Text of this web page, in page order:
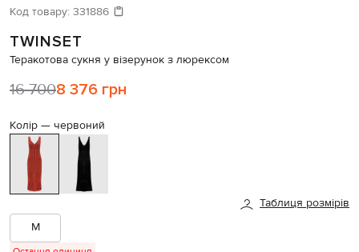
Код товару: 331886
TWINSET
Теракотова сукня у візерунок з люрексом
16 7008 376 грн
Колір — червоний
Таблиця розмірів
M